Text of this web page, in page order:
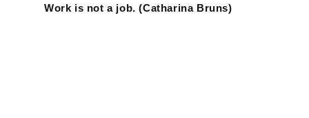
Work is not a job. (Catharina Bruns)